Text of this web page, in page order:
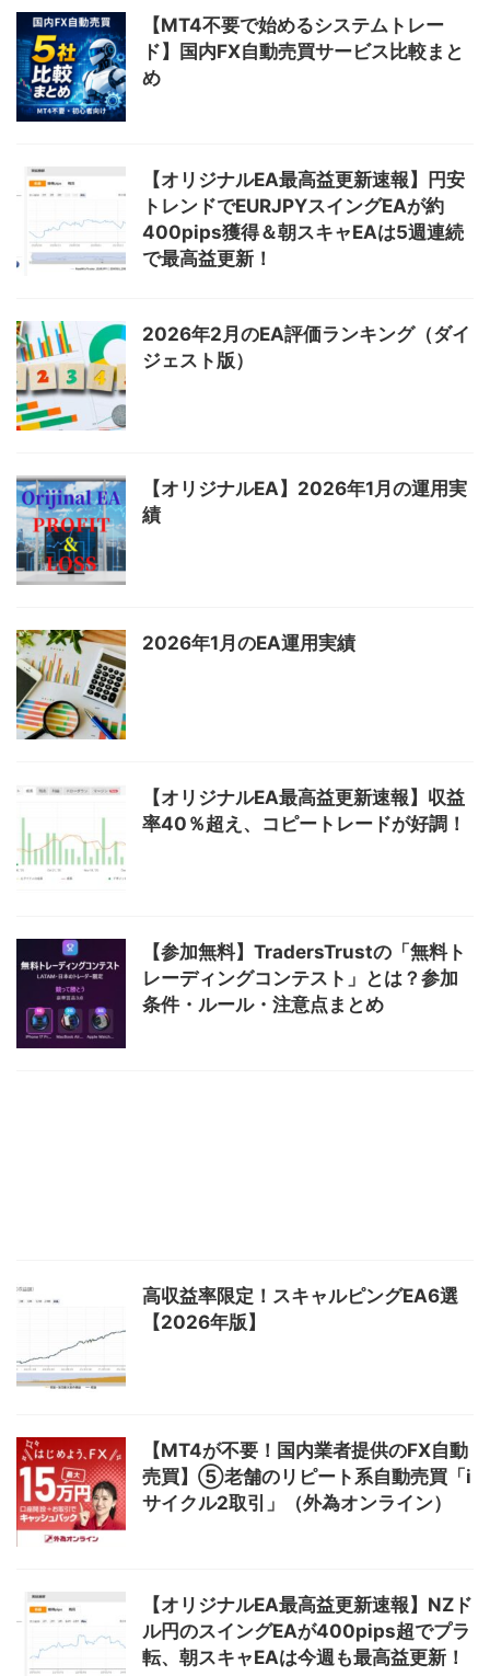
【MT4不要で始めるシステムトレー
ド】国内FX自動売買サービス比較まと
め
【オリジナルEA最高益更新速報】円安
トレンドでEURJPYスイングEAが約
400pips獲得＆朝スキャEAは5週連続
で最高益更新！
2026年2月のEA評価ランキング（ダイ
ジェスト版）
【オリジナルEA】2026年1月の運用実
績
2026年1月のEA運用実績
【オリジナルEA最高益更新速報】収益
率40％超え、コピートレードが好調！
【参加無料】TradersTrustの「無料ト
レーディングコンテスト」とは？参加
条件・ルール・注意点まとめ
高収益率限定！スキャルピングEA6選
【2026年版】
【MT4が不要！国内業者提供のFX自動
売買】⑤老舗のリピート系自動売買「i
サイクル2取引」（外為オンライン）
【オリジナルEA最高益更新速報】NZド
ル円のスイングEAが400pips超でプラ
転、朝スキャEAは今週も最高益更新！